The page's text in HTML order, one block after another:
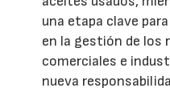
una etapa clave
en la gestión de los
comerciales e
nueva